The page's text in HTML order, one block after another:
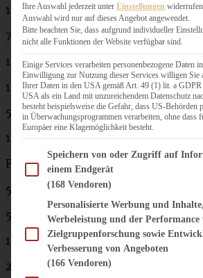
1 Päckchen Backpulver
75 g Zucker
1 Päckchen Vanille-Zucker
150 g Quark (Magerstufe)
50 ml Milch
100 ml Raps-Öl
Füllung:
50 g brauner Zucker
50 g weiche Butter
1 TL Vanille-Extrakt
200 g frisch gemahlene Haselnüsse
Ihre Auswahl jederzeit unter Einstellungen
Auswahl wird nur auf dieses Angebot angewendet.
Bitte beachten Sie, dass aufgrund individueller
nicht alle Funktionen der Website verfügbar sind.
Einige Services verarbeiten personenbezogene Daten
Einwilligung zur Nutzung dieser Services willigen Sie
Ihrer Daten in den USA gemäß Art. 49 (1) lit. a
USA als ein Land mit unzureichendem Datenschutz
besteht beispielsweise die Gefahr, dass US-Behörden
in Überwachungsprogrammen verarbeiten, ohne dass
Europäer eine Klagemöglichkeit besteht.
Im Folgenden finden Sie eine Liste der Zwecke des
Speichern von oder Zugriff auf
einem Endgerät
(168 Vendoren)
Personalisierte Werbung und
Werbeleistung und der
Zielgruppenforschung sowie
Verbesserung von Angeboten
(166 Vendoren)